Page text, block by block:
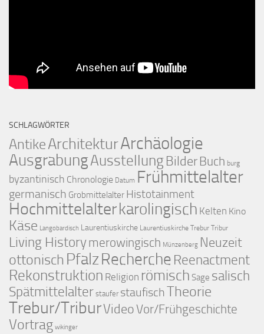
SCHLAGWÖRTER
AntikeArchitekturArchäologie
AusgrabungAusstellungBilder Buch burg
byzantinisch Chronologie Datum Frühmittelalter
germanisch Grobmittelalter Histotainment
Hochmittelalterkarolingisch Kelten Kino
Käse Langobardisch Laurentiuskirche Laurentiuskirche Trebur Tribur
Living Historymerowingisch Münzenberg Neuzeit
ottonisch PfalzRecherche Reenactment
Rekonstruktion Religion römisch Sage salisch
Spätmittelalter staufer staufischTheorie
Trebur/TriburVideoVor/Frühgeschichte
Vortrag wikinger